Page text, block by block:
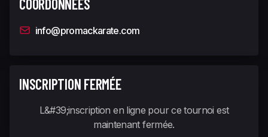
COORDONNÉES
info@promackarate.com
INSCRIPTION FERMÉE
L&#39;inscription en ligne pour ce tournoi est
maintenant fermée.